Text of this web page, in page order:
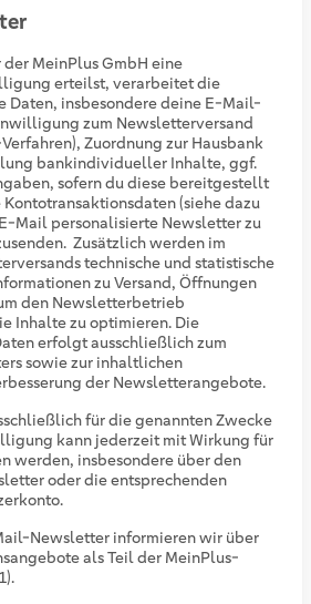
MeinPlus GmbH eine
erteilst, verarbeitet die
Daten, insbesondere deine E-Mail-
zum Newsletterversand
Zuordnung zur Hausbank
bankindividueller Inhalte, ggf.
sofern du diese bereitgestellt
(siehe dazu
Mail personalisierte Newsletter zu
Zusätzlich werden im
technische und statistische
zu Versand, Öffnungen
den Newsletterbetrieb
Inhalte zu optimieren. Die
erfolgt ausschließlich zum
sowie zur inhaltlichen
der Newsletterangebote.
für die genannten Zwecke
kann jederzeit mit Wirkung für
werden, insbesondere über den
oder die entsprechenden
Newsletter informieren wir über
als Teil der MeinPlus-